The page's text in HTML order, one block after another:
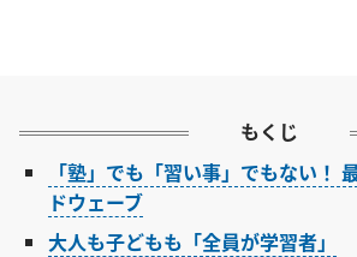
もくじ
「塾」でも「習い事」でもない！
ドウェーブ
大人も子どもも「全員が学習者」